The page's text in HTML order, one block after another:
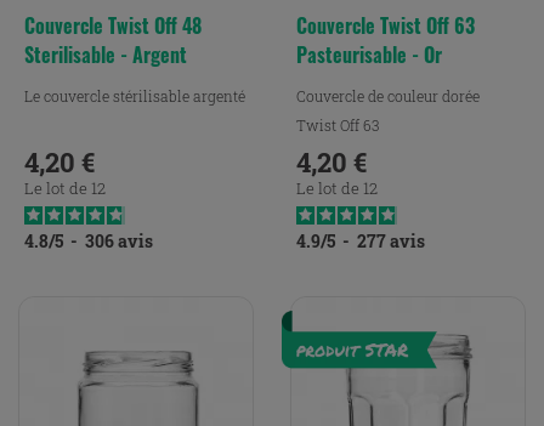
Couvercle Twist Off 48
Sterilisable - Argent
Le couvercle stérilisable argenté
Prix
4,20 €
Le lot de 12
4.8/5 - 306avis
Couvercle Twist Off 63
Pasteurisable - Or
Couvercle de couleur dorée
Twist Off 63
Prix
4,20 €
Le lot de 12
4.9/5 - 277avis